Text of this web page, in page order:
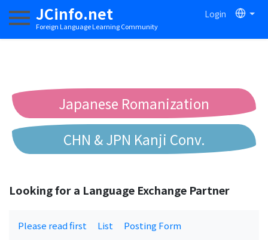
JCinfo.net
Foreign Language Learning Community
Login
Toggle navigation
Japanese Romanization
CHN & JPN Kanji Conv.
Looking for a Language Exchange Partner
Please read first List
Posting Form